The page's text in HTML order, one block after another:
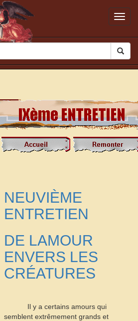
NEUVIÈME
ENTRETIEN
DE LAMOUR
ENVERS LES
CRÉATURES
Il y a certains amours qui
semblent extrêmement grands et